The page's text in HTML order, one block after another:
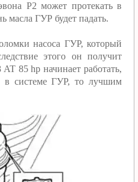
Р2 может протекать в
масла ГУР будет падать.
насоса ГУР, который
этого он получит
85 hp начинает работать,
в системе ГУР, то лучшим